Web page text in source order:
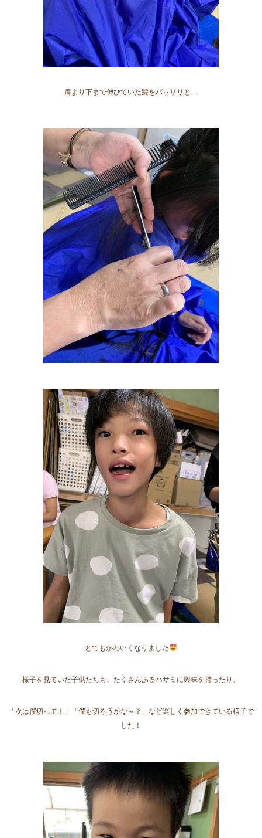
肩より下まで伸びていた髪をバッサリと…
とてもかわいくなりました
様子を見ていた子供たちも、たくさんあるハサミに興味を持ったり、
「次は僕切って！」「僕も切ろうかな～？」など楽しく参加できている様子で
した！